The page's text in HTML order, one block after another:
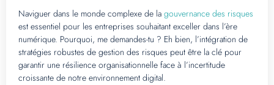
Naviguer dans le monde complexe de la gouvernance des risques
est essentiel pour les entreprises souhaitant exceller dans l’ère
numérique. Pourquoi, me demandes-tu ? Eh bien, l’intégration de
stratégies robustes de gestion des risques peut être la clé pour
garantir une résilience organisationnelle face à l’incertitude
croissante de notre environnement digital.